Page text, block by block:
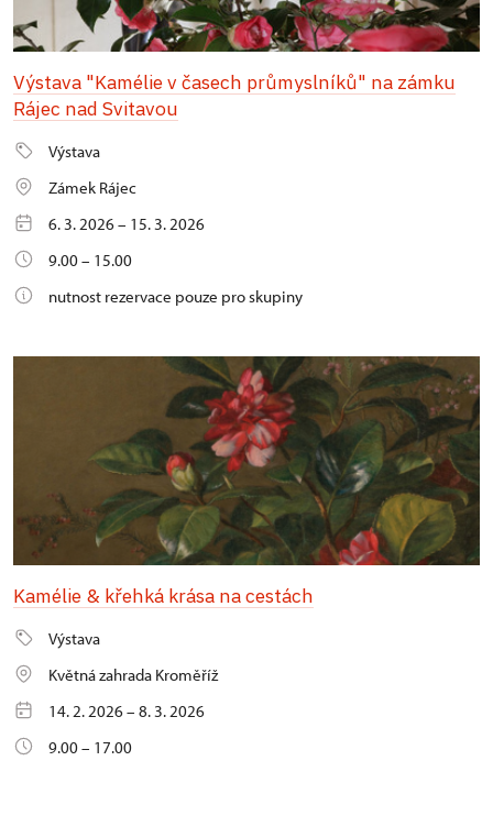
Výstava "Kamélie v časech průmyslníků" na zámku
Rájec nad Svitavou
Výstava
Zámek Rájec
6. 3. 2026 – 15. 3. 2026
9.00 – 15.00
nutnost rezervace pouze pro skupiny
Kamélie & křehká krása na cestách
Výstava
Květná zahrada Kroměříž
14. 2. 2026 – 8. 3. 2026
9.00 – 17.00